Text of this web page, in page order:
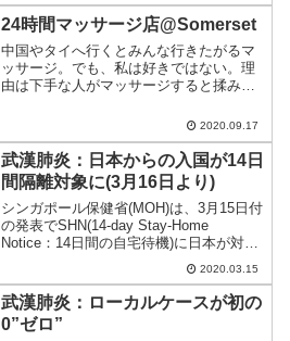
24時間マッサージ店@Somerset
中国やタイへ行くとみんな行きたがるマ
ッサージ。でも、私は好きではない。理
由は下手な人がマッサージすると揉み返
2020.09.17
武漢肺炎：日本からの入国が14日
間隔離対象に(3月16日より)
シンガポール保健省(MOH)は、3月15日付
の発表でSHN(14-day Stay-Home
Notice：14日間の自宅待機)に日本が対象
になるとした。この新規則は3月16日の
2020.03.15
武漢肺炎：ローカルケースが初の
0”ゼロ”